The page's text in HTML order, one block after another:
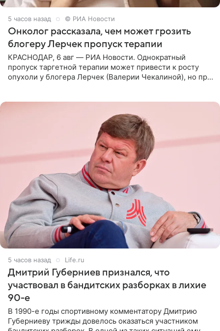
5 часов назад © РИА Новости
Онколог рассказала, чем может грозить
блогеру Лерчек пропуск терапии
КРАСНОДАР, 6 авг — РИА Новости. Однократный
пропуск таргетной терапии может привести к росту
опухоли у блогера Лерчек (Валерии Чекалиной), но при
5 часов назад Life.ru
Дмитрий Губерниев признался, что
участвовал в бандитских разборках в лихие
90-е
В 1990-е годы спортивному комментатору Дмитрию
Губерниеву трижды довелось оказаться участником